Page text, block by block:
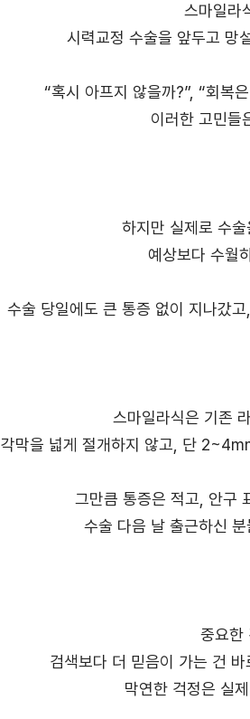
스마일라
시력교정 수술을 앞두고 망
“혹시 아프지 않을까?”, “회복
이러한 고민들
하지만 실제로 수
예상보다 수월
수술 당일에도 큰 통증 없이 지나갔
스마일라식은 기존
각막을 넓게 절개하지 않고, 단
그만큼 통증은 적고, 안구
수술 다음 날 출근하신
중요한
검색보다 더 믿음이 가는 건 바
막연한 걱정은 실